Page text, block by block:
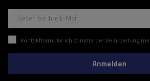
Geben Sie Ihre E-Mail
Kontaktformular Ich stimme der Verarbeitung meiner im Kontaktformular enthaltenen personenbezogenen Daten gemäß der
Anmelden